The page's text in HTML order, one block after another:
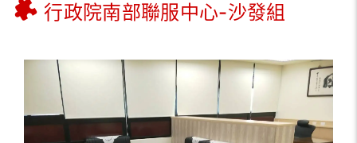
行政院南部聯服中心-沙發組